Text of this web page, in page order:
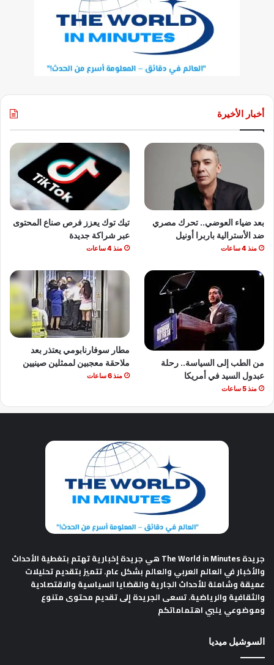
أخبار الأخيرة
بعد ضياء العوضي.. تحرك مصري
ضد الأسترالية باربرا أونيل
منذ 4 ساعات
تيك توك يعزز فرص صناع المحتوى
عبر شراكة جديدة
منذ 4 ساعات
من الطب إلى السياسة.. رحلة
عبدول السيد في أمريكا
منذ 5 ساعات
مطار سوفارنابومي يعتذر بعد
ملاحقة معجبين لممثلين صينيين
منذ 6 ساعات
جريدة The World in Minutes
هي جريدة إخبارية تهتم بتغطية الأحداث
والأخبار في العالم العربي والعالم بشكل عام. تتميز بتقديم تحليلات
عميقة وشاملة للأحداث الجارية والقضايا السياسية والاقتصادية
والثقافية والرياضية. تسعى الجريدة إلى تقديم محتوى متنوع
وموضوعي يلبي اهتماماتكم
السوشيل ميديا